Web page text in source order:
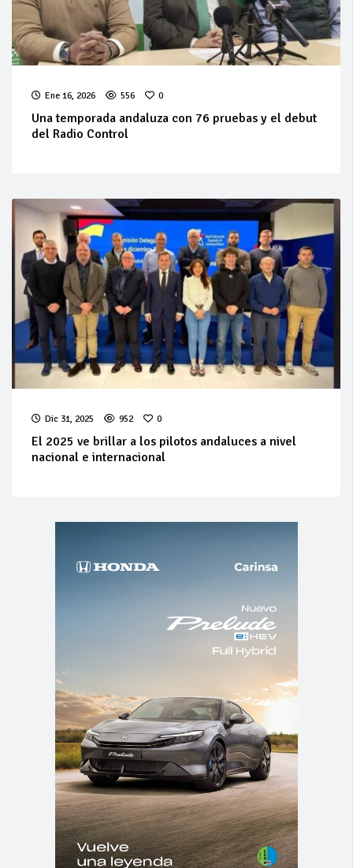
Ene 16, 2026 556 0
Una temporada andaluza con 76 pruebas y el debut
del Radio Control
Dic 31, 2025 952 0
El 2025 ve brillar a los pilotos andaluces a nivel
nacional e internacional